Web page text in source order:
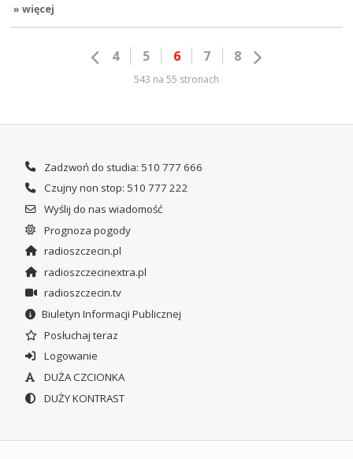
» więcej
4 5 6 7 8
543 na 55 stronach
Zadzwoń do studia: 510 777 666
Czujny non stop: 510 777 222
Wyślij do nas wiadomość
Prognoza pogody
radioszczecin.pl
radioszczecinextra.pl
radioszczecin.tv
Biuletyn Informacji Publicznej
Posłuchaj teraz
Logowanie
DUŻA CZCIONKA
DUŻY KONTRAST